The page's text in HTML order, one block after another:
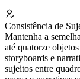
Consistência de
Mantenha a
até quatorze
storyboards e
sujeitos entre